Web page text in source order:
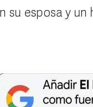
su esposa y un